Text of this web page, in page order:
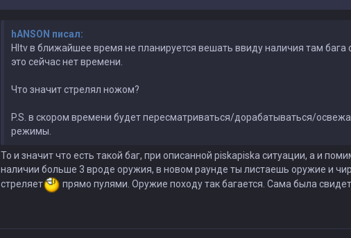
hANSON писал:
Hltv в ближайшее время не планируется вешать ввиду наличия там бага
это сейчас нет времени.
Что значит стрелял ножом?
P.S. в скором времени будет пересматриваться/дорабатываться/
режимы.
То и значит что есть такой баг, при описанной piskapiska ситуации, а и
наличии больше 3 вроде оружия, в новом раунде ты листаешь оружие и
стреляет
прямо пулями. Оружие походу так багается. Сама была